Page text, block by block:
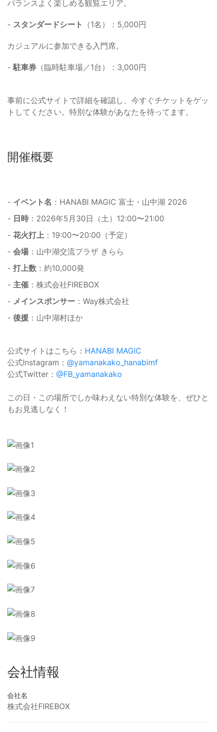
バランスよく楽しめる観覧エリア。
- スタンダードシート （1名）：5,000円
カジュアルに参加できる入門席。
- 駐車券 （臨時駐車場／1台）：3,000円
事前に公式サイトで詳細を確認し、今すぐチケットをゲッ
トしてください。特別な体験があなたを待ってます。
開催概要
- イベント名 ：HANABI MAGIC 富士・山中湖 2026
- 日時：2026年5月30日（土）12:00〜21:00
- 花火打上 ：19:00〜20:00（予定）
- 会場 ：山中湖交流プラザ きらら
- 打上数 ：約10,000発
- 主催 ：株式会社FIREBOX
- メインスポンサー ：Way株式会社
- 後援 ：山中湖村ほか
公式サイトはこちら： HANABI MAGIC
公式Instagram： @yamanakako_hanabimf
公式Twitter： @FB_yamanakako
この日・この場所でしか味わえない特別な体験を、ぜひと
もお見逃しなく！
会社情報
会社名
株式会社FIREBOX